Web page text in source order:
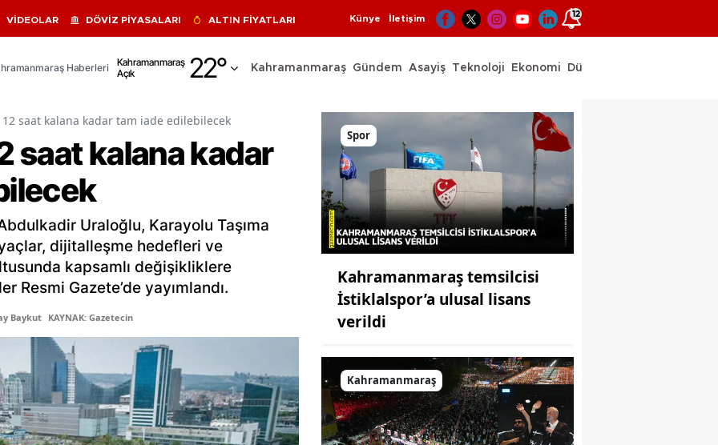
VİDEOLAR DÖVİZ PİYASALARI ALTIN FİYATLARI Künye İletişim 12
Haberleri
Kahramanmaraş
Açık
22°
Adıyaman
Afyonkarahisar
Ağrı
Antalya
Artvin
Balıkesir
Bilecik
Bingöl
Bitlis
Kahramanmaraş Gündem Asayiş Teknoloji Ekonomi Dünya
saat kalana kadar tam iade edilebilecek
saat kalana kadar
Uraloğlu, Karayolu Taşıma
dijitalleşme hedefleri ve
kapsamlı değişikliklere
Gazete’de yayımlandı.
Baykut KAYNAK: Gazetecin
Spor
Kahramanmaraş temsilcisi
İstiklalspor’a ulusal lisans
verildi
Kahramanmaraş